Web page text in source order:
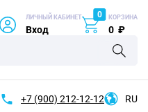
ЛИЧНЫЙ КАБИНЕТ
Вход
0 КОРЗИНА
0 ₽
+7 (900) 212-12-12 RU